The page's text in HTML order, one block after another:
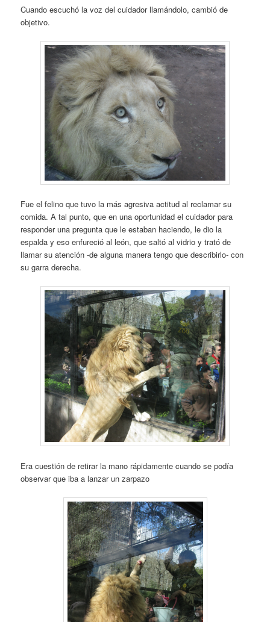
Cuando escuchó la voz del cuidador llamándolo, cambió de
objetivo.
Fue el felino que tuvo la más agresiva actitud al reclamar su
comida. A tal punto, que en una oportunidad el cuidador para
responder una pregunta que le estaban haciendo, le dio la
espalda y eso enfureció al león, que saltó al vidrio y trató de
llamar su atención -de alguna manera tengo que describirlo- con
su garra derecha.
Era cuestión de retirar la mano rápidamente cuando se podía
observar que iba a lanzar un zarpazo